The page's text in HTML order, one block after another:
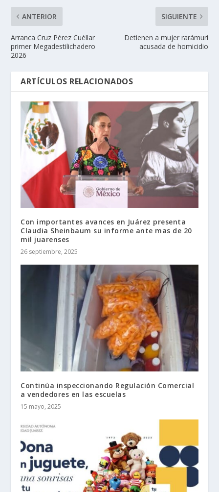
ANTERIOR
Arranca Cruz Pérez Cuéllar
primer Megadestilichadero
2026
SIGUIENTE
Detienen a mujer rarámuri
acusada de homicidio
ARTÍCULOS RELACIONADOS
Con importantes avances en Juárez presenta
Claudia Sheinbaum su informe ante mas de 20
mil juarenses
26 septiembre, 2025
Continúa inspeccionando Regulación Comercial
a vendedores en las escuelas
15 mayo, 2025